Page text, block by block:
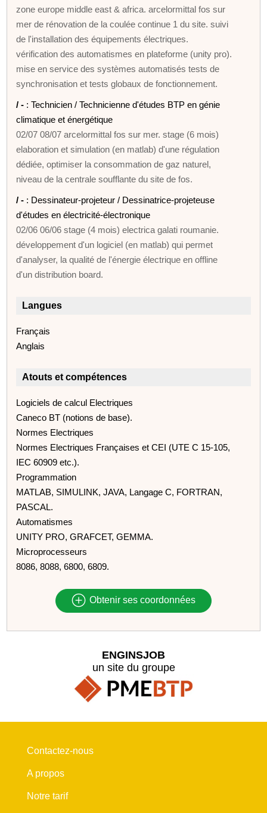
zone europe middle east & africa. arcelormittal fos sur
mer de rénovation de la coulée continue 1 du site. suivi
de l'installation des équipements électriques.
vérification des automatismes en plateforme (unity pro).
mise en service des systèmes automatisés tests de
synchronisation et tests globaux de fonctionnement.
/ - : Technicien / Technicienne d'études BTP en génie
climatique et énergétique
02/07 08/07 arcelormittal fos sur mer. stage (6 mois)
elaboration et simulation (en matlab) d'une régulation
dédiée, optimiser la consommation de gaz naturel,
niveau de la centrale soufflante du site de fos.
/ - : Dessinateur-projeteur / Dessinatrice-projeteuse
d'études en électricité-électronique
02/06 06/06 stage (4 mois) electrica galati roumanie.
développement d'un logiciel (en matlab) qui permet
d'analyser, la qualité de l'énergie électrique en offline
d'un distribution board.
Langues
Français
Anglais
Atouts et compétences
Logiciels de calcul Electriques
Caneco BT (notions de base).
Normes Electriques
Normes Electriques Françaises et CEI (UTE C 15-105,
IEC 60909 etc.).
Programmation
MATLAB, SIMULINK, JAVA, Langage C, FORTRAN,
PASCAL.
Automatismes
UNITY PRO, GRAFCET, GEMMA.
Microprocesseurs
8086, 8088, 6800, 6809.
Obtenir ses coordonnées
ENGINSJOB
un site du groupe
Contactez-nous
A propos
Notre tarif